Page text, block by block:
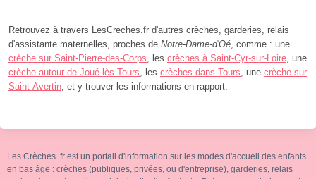
Retrouvez à travers LesCreches.fr d'autres crèches, garderies, relais
d'assistante maternelles, proches de Notre-Dame-d'Oé , comme : une
crèche sur Saint-Pierre-des-Corps , les crèches à Saint-Cyr-sur-Loire , une
crèche autour de Joué-lès-Tours , les crèches dans Tours , une crèche sur
Saint-Avertin , et y trouver les informations en rapport.
Les Crèches .fr est un portail d'information sur les modes d'accueil des enfants
en bas âge : crèches (publiques, privées, ou d'entreprise), garderies, relais